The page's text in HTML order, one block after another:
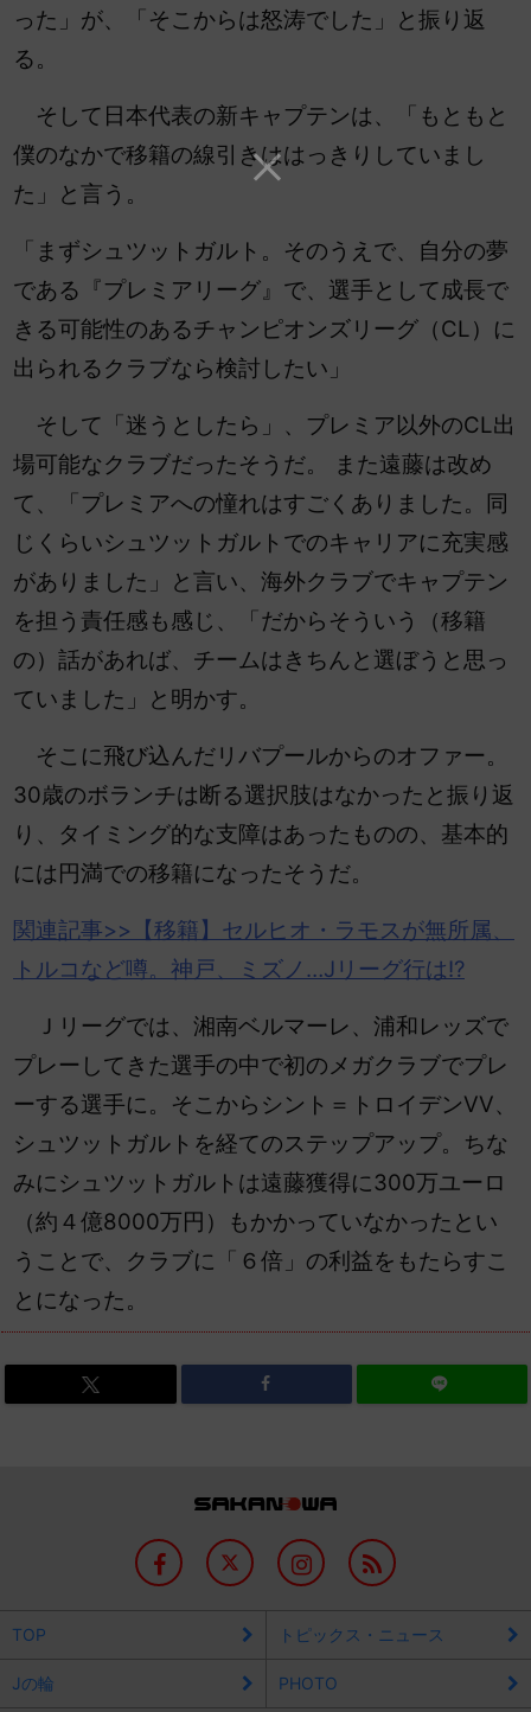
った」が、「そこからは怒涛でした」と振り返
る。
そして日本代表の新キャプテンは、「もともと
僕のなかで移籍の線引きははっきりしていまし
た」と言う。
「まずシュツットガルト。そのうえで、自分の夢
である『プレミアリーグ』で、選手として成長で
きる可能性のあるチャンピオンズリーグ（CL）に
出られるクラブなら検討したい」
そして「迷うとしたら」、プレミア以外のCL出
場可能なクラブだったそうだ。 また遠藤は改め
て、「プレミアへの憧れはすごくありました。同
じくらいシュツットガルトでのキャリアに充実感
がありました」と言い、海外クラブでキャプテン
を担う責任感も感じ、「だからそういう（移籍
の）話があれば、チームはきちんと選ぼうと思っ
ていました」と明かす。
そこに飛び込んだリ バプールからのオファー。
30歳のボランチは断る選択肢はなかったと振り返
り、
タイミング的な支障はあったものの、基本的
には円満での移籍になったそうだ。
関連記事>>【移籍】セルヒオ・ラモスが無所属、
トルコなど噂。神戸、ミズノ…Jリーグ行は!?
Ｊリーグでは、湘南ベルマーレ、浦和レッズで
プレーしてきた選手の中で初のメガクラブでプレ
ーする選手に。そこからシント＝トロイデンVV、
シュツットガルトを経てのステップアップ。ちな
みにシュツットガルトは遠藤獲得に300万ユーロ
（約４億8000万円）もかかっていなかったとい
うことで、クラブに「６倍」の利益をもたらすこ
とになった。
TOP トピックス・ニュース
Jの輪 PHOTO